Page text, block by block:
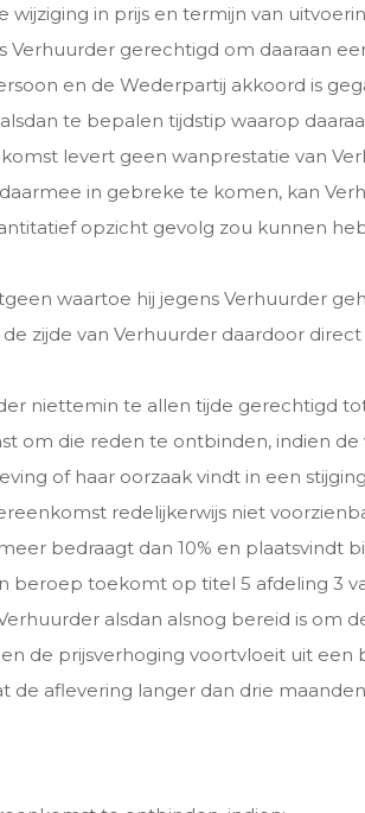
in prijs en termijn van
gerechtigd om daaraan
en de Wederpartij akkoord is
te bepalen tijdstip waarop
levert geen wanprestatie van
in gebreke te komen, kan
opzicht gevolg zou kunnen
waartoe hij jegens Verhuurder
zijde van Verhuurder daardoor
niettemin te allen tijde gerechtigd
om die reden te ontbinden, indien de
of haar oorzaak vindt in een
redelijkerwijs niet
bedraagt dan 10% en plaatsvindt
beroep toekomt op titel 5 afdeling 3
alsdan alsnog bereid is om
de prijsverhoging voortvloeit uit een
aflevering langer dan drie